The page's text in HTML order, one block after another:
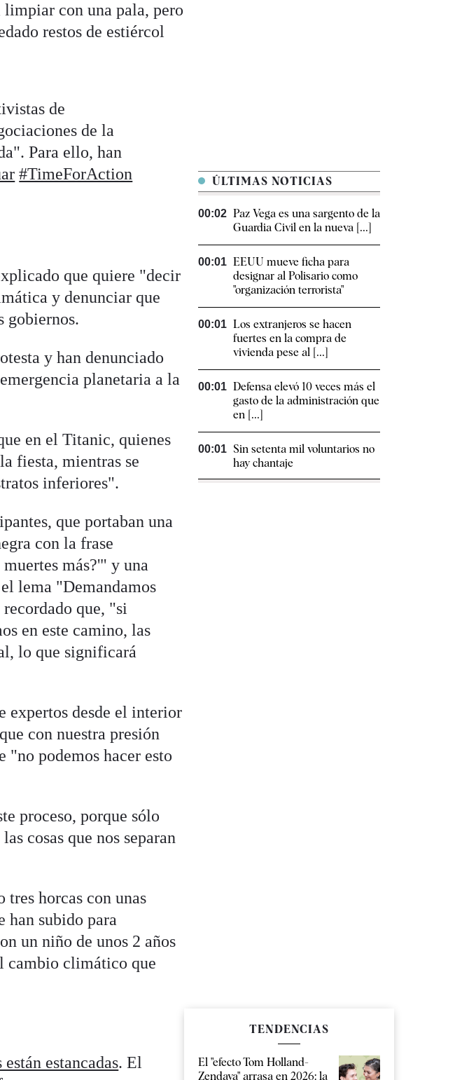
con una pala, pero
restos de estiércol
de
de la
Para ello, han
#TimeForAction
que quiere "decir
y denunciar que
gobiernos.
y han denunciado
planetaria a la
en el Titanic, quienes
fiesta, mientras se
inferiores".
que portaban una
con la frase
más?'" y una
lema "Demandamos
que, "si
en este camino, las
lo que significará
expertos desde el interior
con nuestra presión
"no podemos hacer esto
proceso, porque sólo
cosas que nos separan
horcas con unas
han subido para
un niño de unos 2 años
cambio climático que
estancadas. El
ÚLTIMAS NOTICIAS
00:02 Paz Vega es una sargento de la
Guardia Civil en la nueva [...]
00:01 EEUU mueve ficha para
designar al Polisario como
"organización terrorista"
00:01 Los extranjeros se hacen
fuertes en la compra de
vivienda pese al [...]
00:01 Defensa elevó 10 veces más el
gasto de la administración que
en [...]
00:01 Sin setenta mil voluntarios no
hay chantaje
TENDENCIAS
El "efecto Tom Holland-
Zendaya" arrasa en 2026: la